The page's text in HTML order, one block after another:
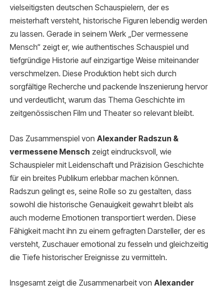
vielseitigsten deutschen Schauspielern, der es
meisterhaft versteht, historische Figuren lebendig werden
zu lassen. Gerade in seinem Werk „Der vermessene
Mensch“ zeigt er, wie authentisches Schauspiel und
tiefgründige Historie auf einzigartige Weise miteinander
verschmelzen. Diese Produktion hebt sich durch
sorgfältige Recherche und packende Inszenierung hervor
und verdeutlicht, warum das Thema Geschichte im
zeitgenössischen Film und Theater so relevant bleibt.
Das Zusammenspiel von Alexander Radszun &
vermessene Mensch zeigt eindrucksvoll, wie
Schauspieler mit Leidenschaft und Präzision Geschichte
für ein breites Publikum erlebbar machen können.
Radszun gelingt es, seine Rolle so zu gestalten, dass
sowohl die historische Genauigkeit gewahrt bleibt als
auch moderne Emotionen transportiert werden. Diese
Fähigkeit macht ihn zu einem gefragten Darsteller, der es
versteht, Zuschauer emotional zu fesseln und gleichzeitig
die Tiefe historischer Ereignisse zu vermitteln.
Insgesamt zeigt die Zusammenarbeit von Alexander